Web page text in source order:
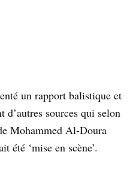
un rapport balistique et
d’autres sources qui selon
Mohammed Al-Doura
été ‘mise en scène’.